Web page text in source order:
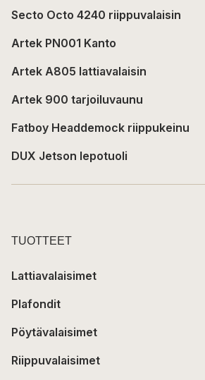
Secto Octo 4240 riippuvalaisin
Artek PN001 Kanto
Artek A805 lattiavalaisin
Artek 900 tarjoiluvaunu
Fatboy Headdemock riippukeinu
DUX Jetson lepotuoli
TUOTTEET
Lattiavalaisimet
Plafondit
Pöytävalaisimet
Riippuvalaisimet